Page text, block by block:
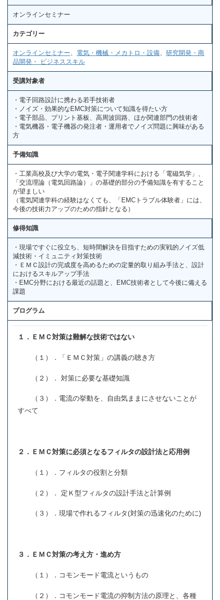
オンラインセミナー
カテゴリー
オンラインセミナー、 電気・機械・メカトロ・設備、 研究開発・商
品開発・ ビジネススキル
受講対象者
・電子回路設計に携わる若手技術者
・ノイズ・効果的なEMC対策について知識を得たい方
・電子部品、プリント基板、高周波回路、ほか関連部門の技術者
・電気機器・電子機器の発注者・運用者でノイズ問題に興味がある
方
予備知識
・工業高校及び大学の電気・電子関連学科における「電磁気学」、
「交流理論（電気回路論）」の基礎的部分の予備知識を有すること
が望ましい
（電気関連学科の経験はなくても、「EMCトラブル体験者」には、
今後の技術力アップのための指針となる）
修得知識
・現場ですぐに役立ち、短時間解決を目指すための実戦的ノイズ低
減技術・イミュニティ対策技術
・ＥＭＣ設計の完成度を高めるための定量的取り組み手法と、設計
におけるスキルアップ手法
・EMC分野における最近の話題と、EMC技術者として今後に備える
課題
プログラム
１．ＥＭＣ対策は難解な技術ではない
（１）．「ＥＭＣ対策」の講義の聴き方
（２）． 対策に必要な基礎知識
（３）．電流の挙動を、自由気ままにさせないことが
すべて
２．ＥＭＣ対策に必須となるフィルタの設計法と応用例
（１）．フィルタの役割と分類
（２）． 定Ｋ型フィルタの設計手法と計算例
（３）．現場で作れるフィルタ(対策の迅速化のために)
３．ＥＭＣ対策の考え方・進め方
（１）．コモンモード電流というもの
（２）．コモンモード電流の抑制方法の原理と、各種